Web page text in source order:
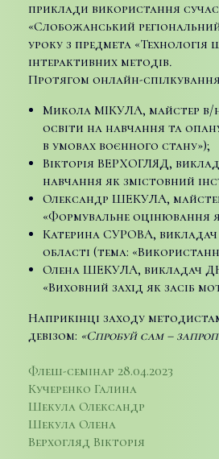
приклади використання
«Слобожанський
уроку з предмета
інтерактивних методів.
Протягом онлайн-
Микола МІКУЛА, майстер в/н
освіти на навчання та
в умовах воєнного стану»);
Вікторія ВЕРХОГЛЯД,
навчання як змістовний
Олександр ШЕКУЛА, майстер
«Формувальне оцінювання
Катерина СУРОВА, викладач
області (тема:
Олена ШЕКУЛА, викладач
«Виховний захід як засіб
Наприкінці заходу
девізом: «Спробуй сам –
Флеш-семінар 28.04.2023
Кучеренко Галина
Шекула Олександр
Шекула Олена
Верхогляд Вікторія